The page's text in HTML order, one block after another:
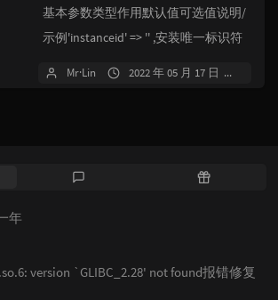
基本参数类型作用默认值可选值说明/
示例'instanceid' => '' ,安装唯一标识符
Mr·Lin 2022 年 05 月 17 日
随
年
version `GLIBC_2.28' not found报错修复